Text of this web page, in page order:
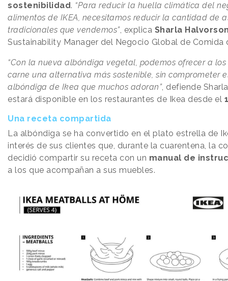
sostenibilidad. “Para reducir la huella climática del
alimentos de IKEA, necesitamos reducir la cantidad de
tradicionales que vendemos”, explica Sharla
Sustainability Manager del Negocio Global de Comida
“Con la nueva albóndiga vegetal, podemos ofrecer a
carne una alternativa más sostenible, sin comprometer
albóndiga de Ikea que muchos adoran”, defiende
estará disponible en los restaurantes de Ikea desde el
Una receta compartida
La albóndiga se ha convertido en el plato estrella de
interés de sus clientes que, durante la cuarentena, la
decidió compartir su receta con un manual de
a los que acompañan a sus muebles.